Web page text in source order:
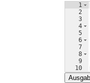
1
2
3
4
5
6
7
8
9
10